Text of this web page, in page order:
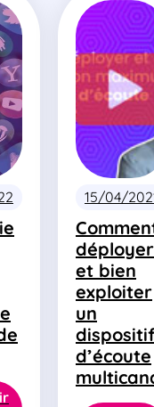
15/04/
déployer
et bien
exploiter
un
d’écoute